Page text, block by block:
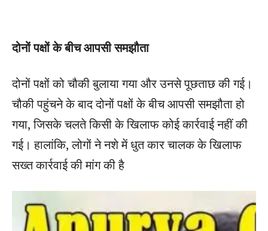
दोनों पक्षों के बीच आपसी समझौता
दोनों पक्षों को चौकी बुलाया गया और उनसे पूछताछ की गई।
चौकी पहुंचने के बाद दोनों पक्षों के बीच आपसी समझौता हो
गया, जिसके चलते किसी के खिलाफ कोई कार्रवाई नहीं की
गई। हालांकि, लोगों ने नशे में धुत कार चालक के खिलाफ
सख्त कार्रवाई की मांग की है